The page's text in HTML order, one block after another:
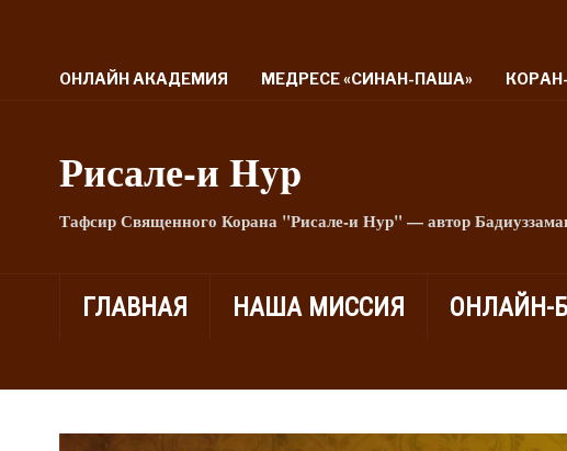
ОНЛАЙН АКАДЕМИЯ МЕДРЕСЕ «СИНАН-ПАША» КОРАН-
Рисале-и Hyp
Тафсир Священного Корана "Рисале-и Нур" — автор
ГЛАВНАЯ НАША МИССИЯ ОНЛАЙН-